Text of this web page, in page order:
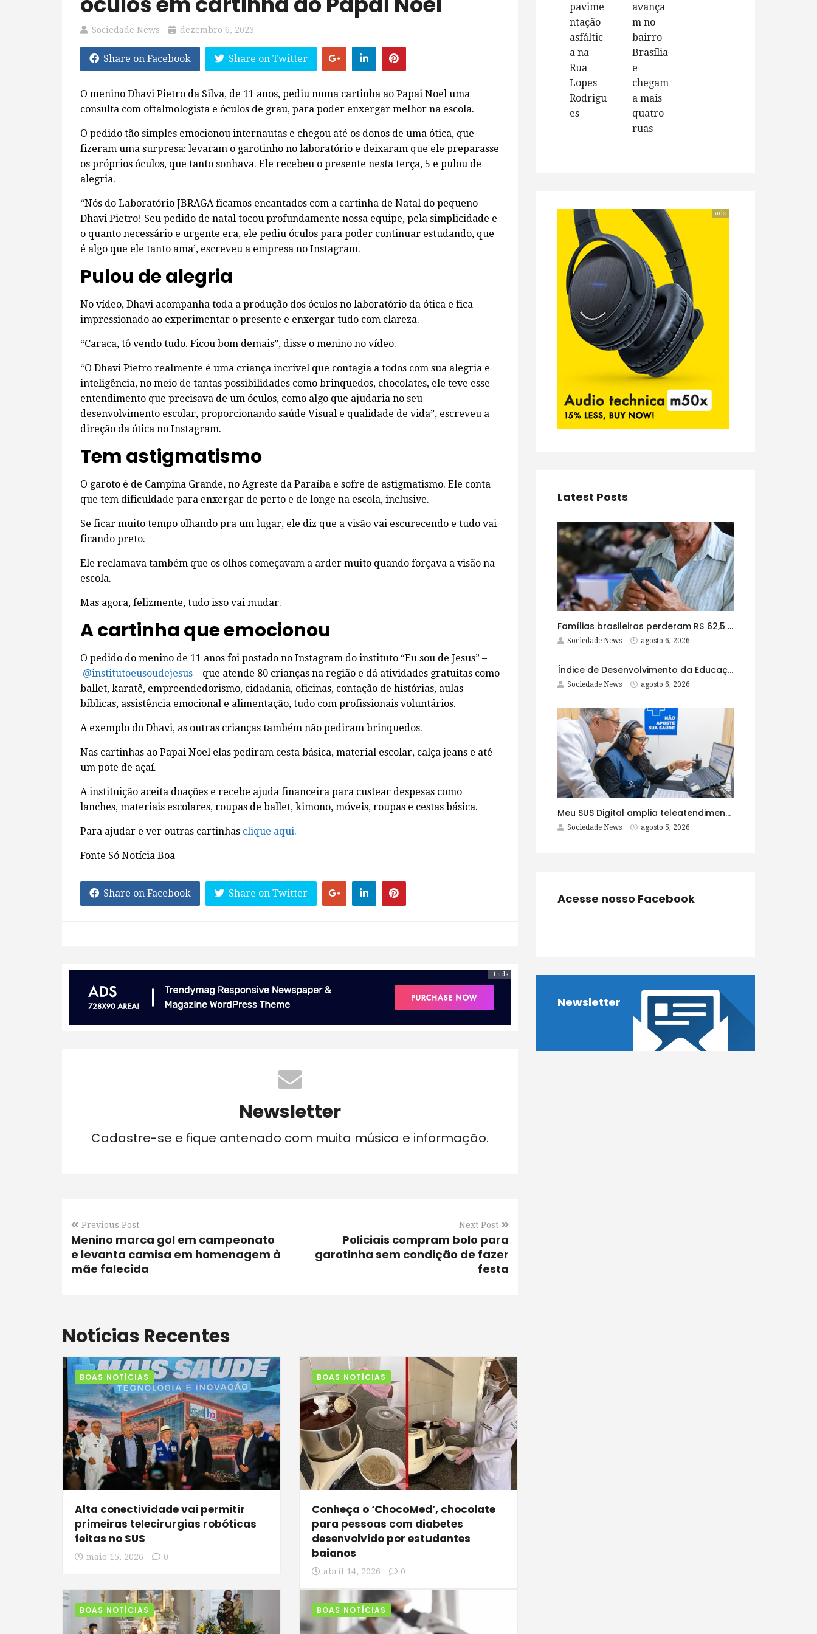
Sociedade News dezembro 6, 2023
Share on Facebook Share on Twitter
O menino Dhavi Pietro da Silva, de 11 anos, pediu numa cartinha ao Papai Noel uma
consulta com oftalmologista e óculos de grau, para poder enxergar melhor na escola.
O pedido tão simples emocionou internautas e chegou até os donos de uma ótica, que
fizeram uma surpresa: levaram o garotinho no laboratório e deixaram que ele preparasse
os próprios óculos, que tanto sonhava. Ele recebeu o presente nesta terça, 5 e pulou de
alegria.
“Nós do Laboratório JBRAGA ficamos encantados com a cartinha de Natal do pequeno
Dhavi Pietro! Seu pedido de natal tocou profundamente nossa equipe, pela simplicidade e
o quanto necessário e urgente era, ele pediu óculos para poder continuar estudando, que
é algo que ele tanto ama’, escreveu a empresa no Instagram.
Pulou de alegria
No vídeo, Dhavi acompanha toda a produção dos óculos no laboratório da ótica e fica
impressionado ao experimentar o presente e enxergar tudo com clareza.
“Caraca, tô vendo tudo. Ficou bom demais”, disse o menino no vídeo.
“O Dhavi Pietro realmente é uma criança incrível que contagia a todos com sua alegria e
inteligência, no meio de tantas possibilidades como brinquedos, chocolates, ele teve esse
entendimento que precisava de um óculos, como algo que ajudaria no seu
desenvolvimento escolar, proporcionando saúde Visual e qualidade de vida”, escreveu a
direção da ótica no Instagram.
Tem astigmatismo
O garoto é de Campina Grande, no Agreste da Paraíba e sofre de astigmatismo. Ele conta
que tem dificuldade para enxergar de perto e de longe na escola, inclusive.
Se ficar muito tempo olhando pra um lugar, ele diz que a visão vai escurecendo e tudo vai
ficando preto.
Ele reclamava também que os olhos começavam a arder muito quando forçava a visão na
escola.
Mas agora, felizmente, tudo isso vai mudar.
A cartinha que emocionou
O pedido do menino de 11 anos foi postado no Instagram do instituto “Eu sou de Jesus” –
@institutoeusoudejesus – que atende 80 crianças na região e dá atividades gratuitas como
ballet, karatê, empreendedorismo, cidadania, oficinas, contação de histórias, aulas
bíblicas, assistência emocional e alimentação, tudo com profissionais voluntários.
A exemplo do Dhavi, as outras crianças também não pediram brinquedos.
Nas cartinhas ao Papai Noel elas pediram cesta básica, material escolar, calça jeans e até
um pote de açaí.
A instituição aceita doações e recebe ajuda financeira para custear despesas como
lanches, materiais escolares, roupas de ballet, kimono, móveis, roupas e cestas básica.
Para ajudar e ver outras cartinhas clique aqui.
Fonte Só Notícia Boa
Share on Facebook Share on Twitter
tt ads
Newsletter
Cadastre-se e fique antenado com muita música e informação.
Previous Post
Menino marca gol em campeonato
e levanta camisa em homenagem à
mãe falecida
Next Post
Policiais compram bolo para
garotinha sem condição de fazer
festa
Notícias Recentes
BOAS NOTÍCIAS
Alta conectividade vai permitir
primeiras telecirurgias robóticas
feitas no SUS
maio 15, 2026 0
BOAS NOTÍCIAS
Conheça o ‘ChocoMed’, chocolate
para pessoas com diabetes
desenvolvido por estudantes
baianos
abril 14, 2026 0
BOAS NOTÍCIAS BOAS NOTÍCIAS
pavime
ntação
asfáltic
a na
Rua
Lopes
Rodrigu
es
avança
m no
bairro
Brasília
e
chegam
a mais
quatro
ruas
ads
Latest Posts
Famílias brasileiras perderam R$ 62,5 bilhões para bets em 2025
Sociedade News agosto 6, 2026
Índice de Desenvolvimento da Educação Básica tem elevação em todas as etapas
Sociedade News agosto 6, 2026
Meu SUS Digital amplia teleatendimentos para pessoas com problemas com jogos e apostas
Sociedade News agosto 5, 2026
Acesse nosso Facebook
Newsletter